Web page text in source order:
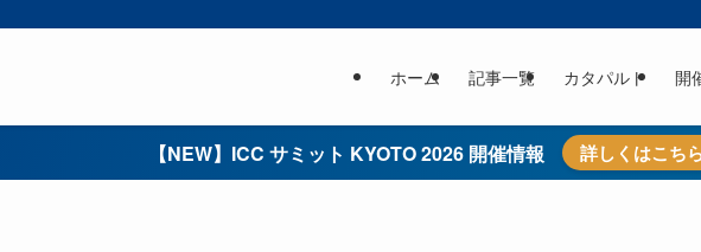
ホーム 記事一覧 カタパルト 開
【NEW】ICC サミット KYOTO 2026 開催情報 詳しくはこち